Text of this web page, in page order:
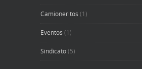
Camioneritos (1)
Eventos (1)
Sindicato(5)